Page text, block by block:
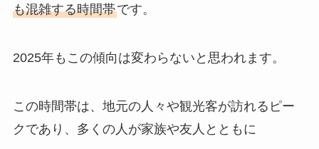
も混雑する時間帯です。
2025年もこの傾向は変わらないと思われます。
この時間帯は、地元の人々や観光客が訪れるピー
クであり、多くの人が家族や友人とともに